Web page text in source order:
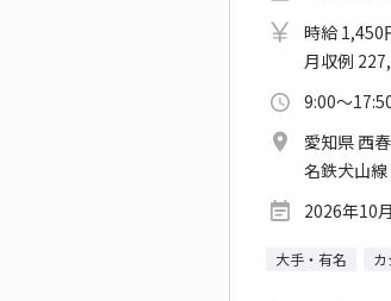
時給 1,450
月収例
9:00～
愛知県 西
名鉄犬山
2026年10
大手・有名